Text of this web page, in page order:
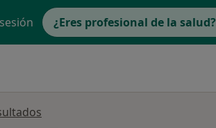
¿Eres profesional de la salud?